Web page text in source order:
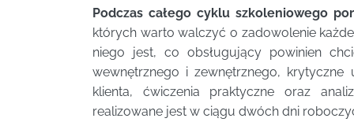
Podczas całego cyklu szkoleniowego
których warto walczyć o zadowolenie
niego jest, co obsługujący powinien
wewnętrznego i zewnętrznego, krytyczne
klienta, ćwiczenia praktyczne oraz
realizowane jest w ciągu dwóch dni